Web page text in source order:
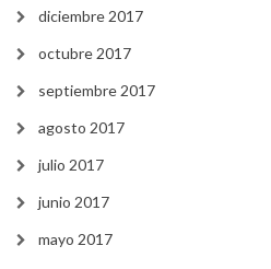
diciembre 2017
octubre 2017
septiembre 2017
agosto 2017
julio 2017
junio 2017
mayo 2017